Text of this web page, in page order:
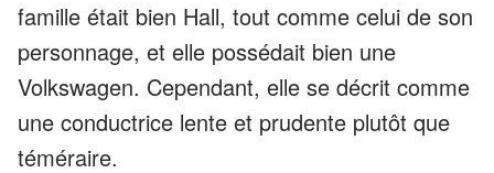
famille était bien Hall, tout comme celui de son
personnage, et elle possédait bien une
Volkswagen. Cependant, elle se décrit comme
une conductrice lente et prudente plutôt que
téméraire.